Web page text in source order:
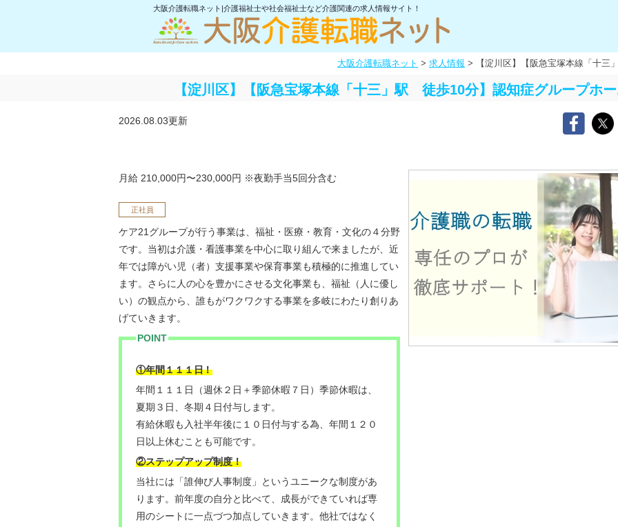
大阪介護転職ネット|介護福祉士や社会福祉士など介護関連の求人情報サイト！
大阪介護転職ネット > 求人情報 > 【淀川区】【阪急宝塚本線「十
【淀川区】【阪急宝塚本線「十三」駅 徒歩10分】認知症グループホ
2026.08.03更新
月給 210,000円〜230,000円 ※夜勤手当5回分含む
正社員
ケア21グループが行う事業は、福祉・医療・教育・文化の４分野
です。当初は介護・看護事業を中心に取り組んで来ましたが、近
年では障がい児（者）支援事業や保育事業も積極的に推進してい
ます。さらに人の心を豊かにさせる文化事業も、福祉（人に優し
い）の観点から、誰もがワクワクする事業を多岐にわたり創りあ
げていきます。
POINT
①年間１１１日！
年間１１１日（週休２日＋季節休暇７日）季節休暇は、
夏期３日、冬期４日付与します。
有給休暇も入社半年後に１０日付与する為、年間１２０
日以上休むことも可能です。
②ステップアップ制度！
当社には「誰伸び⼈事制度」というユニークな制度があ
ります。前年度の自分と比べて、成長ができていれば専
用のシートに一点づつ加点していきます。他社ではなく